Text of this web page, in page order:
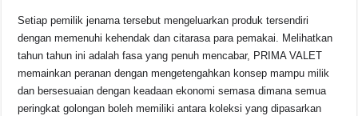
Setiap pemilik jenama tersebut mengeluarkan produk tersendiri
dengan memenuhi kehendak dan citarasa para pemakai. Melihatkan
tahun tahun ini adalah fasa yang penuh mencabar, PRIMA VALET
memainkan peranan dengan mengetengahkan konsep mampu milik
dan bersesuaian dengan keadaan ekonomi semasa dimana semua
peringkat golongan boleh memiliki antara koleksi yang dipasarkan